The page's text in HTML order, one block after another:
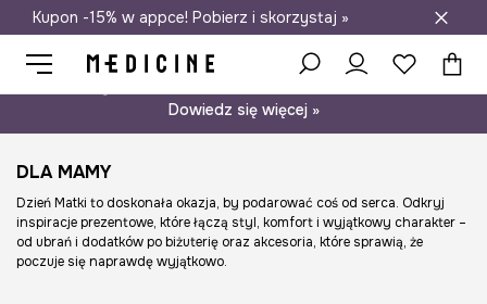
Darmowa dostawa do salonów
Kupon -15% w appce! Pobierz i skorzystaj »
Dowiedz się więcej »
DLA MAMY
Dzień Matki to doskonała okazja, by podarować coś od serca. Odkryj
inspiracje prezentowe, które łączą styl, komfort i wyjątkowy charakter –
od ubrań i dodatków po biżuterię oraz akcesoria, które sprawią, że
poczuje się naprawdę wyjątkowo.